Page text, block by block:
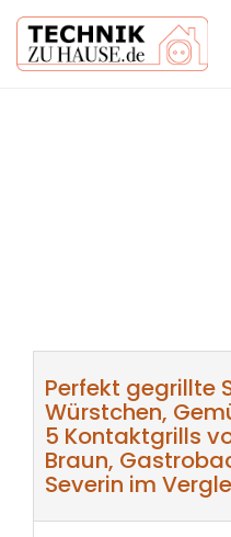
Perfekt gegrillte
Würstchen,
5 Kontaktgrills
Braun,
Severin im